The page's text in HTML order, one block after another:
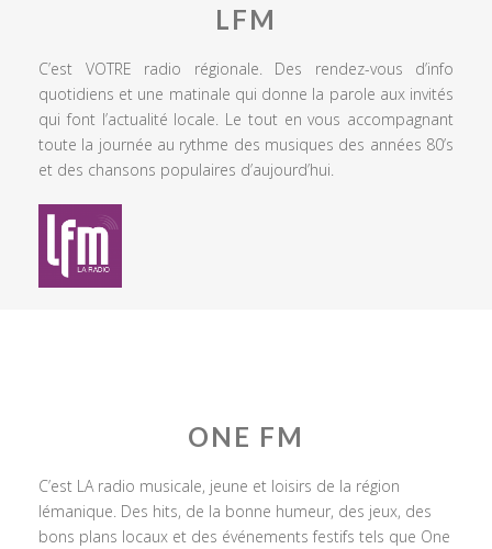
LFM
C’est VOTRE radio régionale. Des rendez-vous d’info
quotidiens et une matinale qui donne la parole aux invités
qui font l’actualité locale. Le tout en vous accompagnant
toute la journée au rythme des musiques des années 80’s
et des chansons populaires d’aujourd’hui.
ONE FM
C’est LA radio musicale, jeune et loisirs de la région
lémanique. Des hits, de la bonne humeur, des jeux, des
bons plans locaux et des événements festifs tels que One